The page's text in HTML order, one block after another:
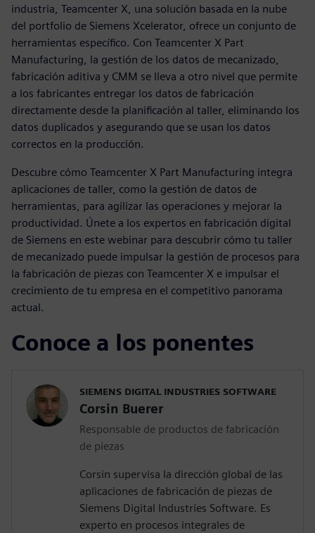
industria, Teamcenter X, una solución basada en la nube
del portfolio de Siemens Xcelerator, ofrece un conjunto de
herramientas específico. Con Teamcenter X Part
Manufacturing, la gestión de los datos de mecanizado,
fabricación aditiva y CMM se lleva a otro nivel que permite
a los fabricantes entregar los datos de fabricación
directamente desde la planificación al taller, eliminando los
datos duplicados y asegurando que se usan los datos
correctos en la producción.
Descubre cómo Teamcenter X Part Manufacturing integra
aplicaciones de taller, como la gestión de datos de
herramientas, para agilizar las operaciones y mejorar la
productividad. Únete a los expertos en fabricación digital
de Siemens en este webinar para descubrir cómo tu taller
de mecanizado puede impulsar la gestión de procesos para
la fabricación de piezas con Teamcenter X e impulsar el
crecimiento de tu empresa en el competitivo panorama
actual.
Conoce a los ponentes
SIEMENS DIGITAL INDUSTRIES SOFTWARE
Corsin Buerer
Responsable de productos de fabricación
de piezas
Corsin supervisa la dirección global de las
aplicaciones de fabricación de piezas de
Siemens Digital Industries Software. Es
experto en procesos integrales de